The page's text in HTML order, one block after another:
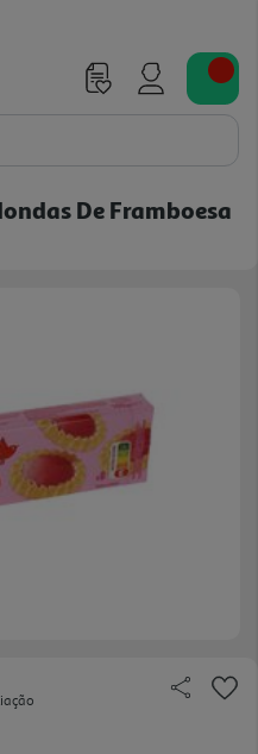
De Framboesa